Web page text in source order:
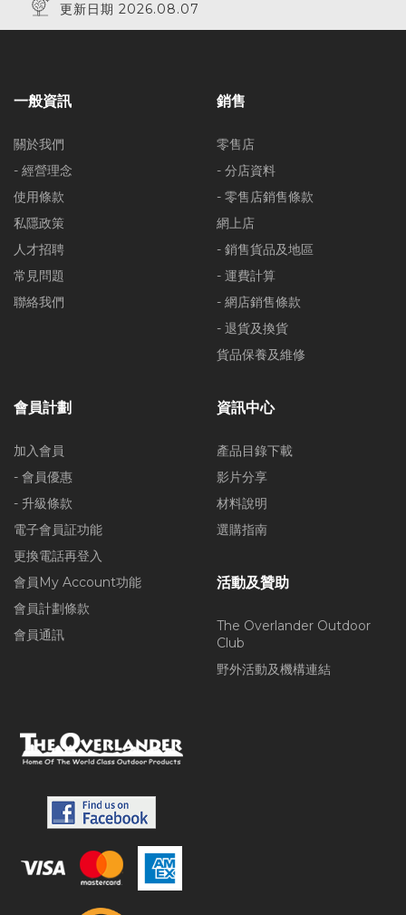
更新日期 2026.08.07
一般資訊
關於我們
- 經營理念
使用條款
私隱政策
人才招聘
常見問題
聯絡我們
銷售
零售店
- 分店資料
- 零售店銷售條款
網上店
- 銷售貨品及地區
- 運費計算
- 網店銷售條款
- 退貨及換貨
貨品保養及維修
會員計劃
加入會員
- 會員優惠
- 升級條款
電子會員証功能
更換電話再登入
會員My Account功能
會員計劃條款
會員通訊
資訊中心
產品目錄下載
影片分享
材料說明
選購指南
活動及贊助
The Overlander Outdoor
Club
野外活動及機構連結